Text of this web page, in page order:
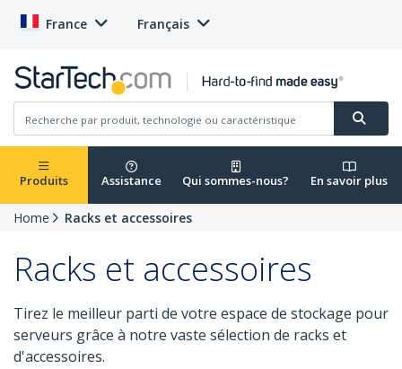
France Français
Produits Assistance Qui sommes-nous? En savoir plus
Home Racks et accessoires
Racks et accessoires
Tirez le meilleur parti de votre espace de stockage pour
serveurs grâce à notre vaste sélection de racks et
d'accessoires.